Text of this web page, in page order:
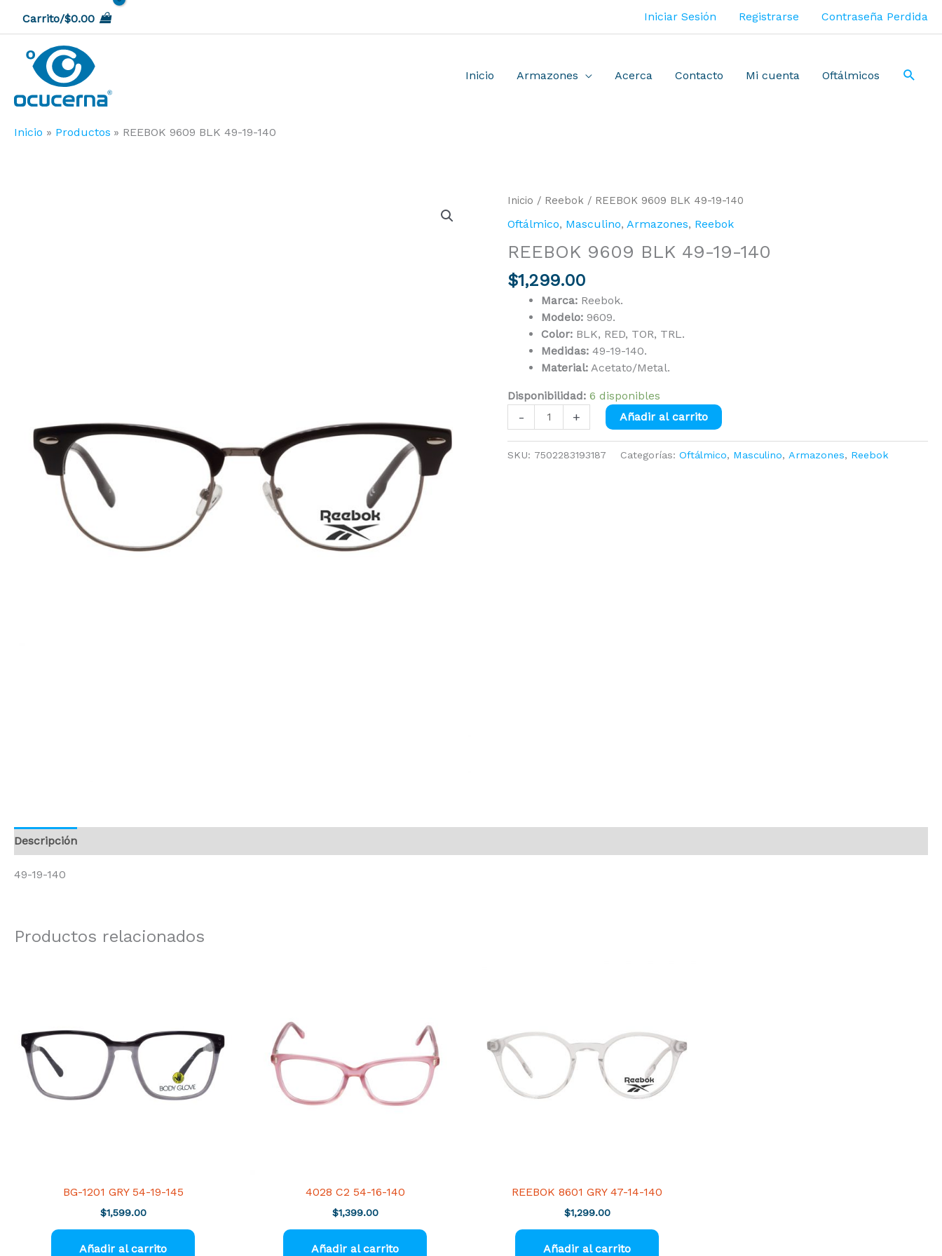
Carrito/$0.00 Iniciar Sesión Registrarse Contraseña Perdida
Inicio Armazones Acerca Contacto Mi cuenta Oftálmicos
Inicio Productos REEBOK 9609 BLK 49-19-140
Inicio / Reebok / REEBOK 9609 BLK 49-19-140
Oftálmico, Masculino,Armazones, Reebok
REEBOK 9609 BLK 49-19-140
$1,299.00
Marca: Reebok.
Modelo: 9609.
Color: BLK, RED, TOR, TRL.
Medidas: 49-19-140.
Material: Acetato/Metal.
Disponibilidad: 6 disponibles
-
REEBOK
49-
140
cantidad
+ Añadir al carrito
SKU: 7502283193187 Categorías:Oftálmico, Masculino,Armazones, Reebok
Descripción
49-19-140
Productos relacionados
BG-1201 GRY 54-19-145
$1,599.00
Añadir al carrito
4028 C2 54-16-140
$1,399.00
Añadir al carrito
REEBOK 8601 GRY 47-14-140
$1,299.00
Añadir al carrito